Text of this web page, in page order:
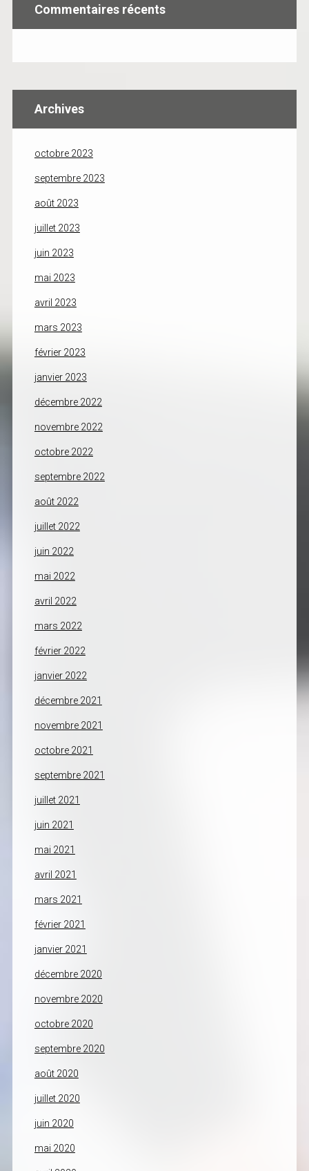
Commentaires récents
Archives
octobre 2023
septembre 2023
août 2023
juillet 2023
juin 2023
mai 2023
avril 2023
mars 2023
février 2023
janvier 2023
décembre 2022
novembre 2022
octobre 2022
septembre 2022
août 2022
juillet 2022
juin 2022
mai 2022
avril 2022
mars 2022
février 2022
janvier 2022
décembre 2021
novembre 2021
octobre 2021
septembre 2021
juillet 2021
juin 2021
mai 2021
avril 2021
mars 2021
février 2021
janvier 2021
décembre 2020
novembre 2020
octobre 2020
septembre 2020
août 2020
juillet 2020
juin 2020
mai 2020